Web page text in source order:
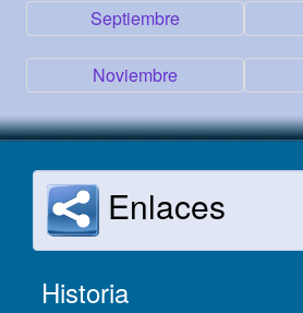
Septiembre
Noviembre
Enlaces
Historia